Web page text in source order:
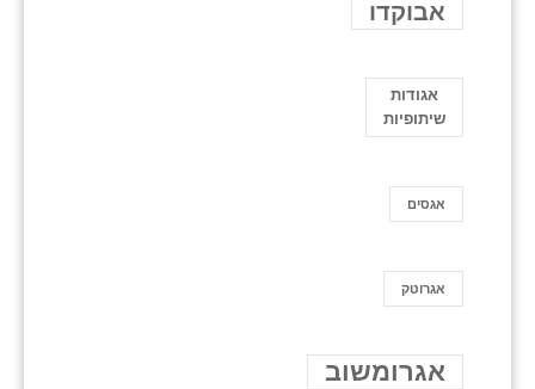
אבוקדו
אגודות
שיתופיות
אגסים
אגרוטק
אגרומשוב